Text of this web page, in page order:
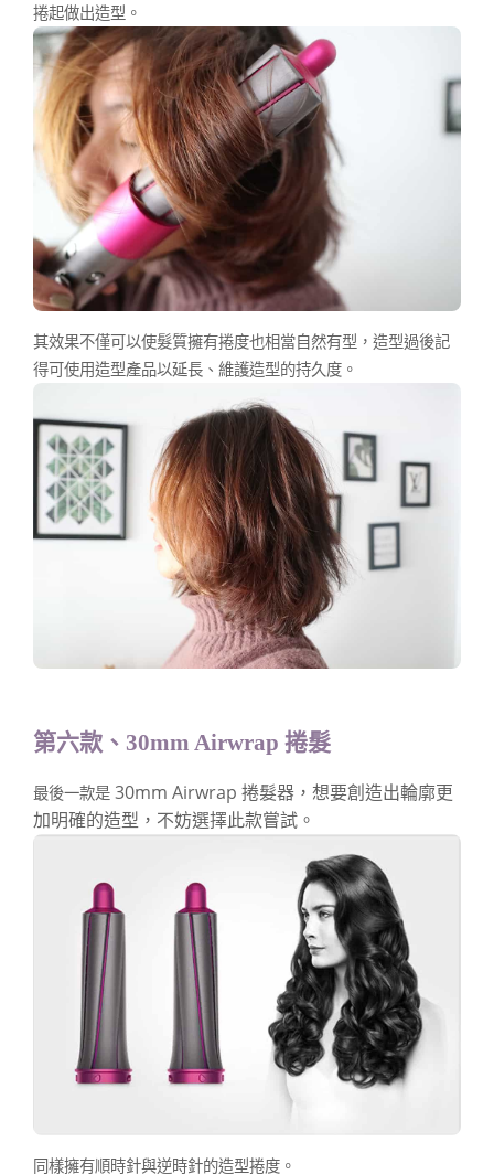
捲起做出造型。
其效果不僅可以使髮質擁有捲度也相當自然有型，造型過後記
得可使用造型產品以延長、維護造型的持久度。
第六款、30mm Airwrap 捲髮
最後一款是 30mm Airwrap 捲髮器，想要創造出輪廓更
加明確的造型，不妨選擇此款嘗試。
同樣擁有順時針與逆時針的造型捲度。